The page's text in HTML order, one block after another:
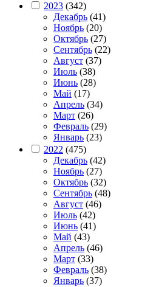
2023 (342)
Декабрь (41)
Ноябрь (20)
Октябрь (27)
Сентябрь (22)
Август (37)
Июль (38)
Июнь (28)
Май (17)
Апрель (34)
Март (26)
Февраль (29)
Январь (23)
2022 (475)
Декабрь (42)
Ноябрь (27)
Октябрь (32)
Сентябрь (48)
Август (46)
Июль (42)
Июнь (41)
Май (43)
Апрель (46)
Март (33)
Февраль (38)
Январь (37)